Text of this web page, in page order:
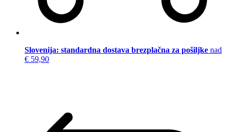
Slovenija: standardna dostava brezplačna za pošiljke nad
€ 59,90